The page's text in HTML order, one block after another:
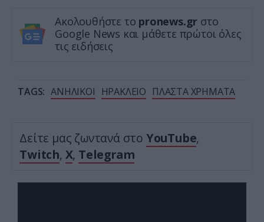
Ακολουθήστε το pronews.gr στο
Google News και μάθετε πρώτοι όλες
τις ειδήσεις
TAGS: ΑΝΗΛΙΚΟΙ ΗΡΑΚΛΕΙΟ ΠΛΑΣΤΑ ΧΡΗΜΑΤΑ
Δείτε μας ζωντανά στο YouTube,
Twitch, X, Telegram